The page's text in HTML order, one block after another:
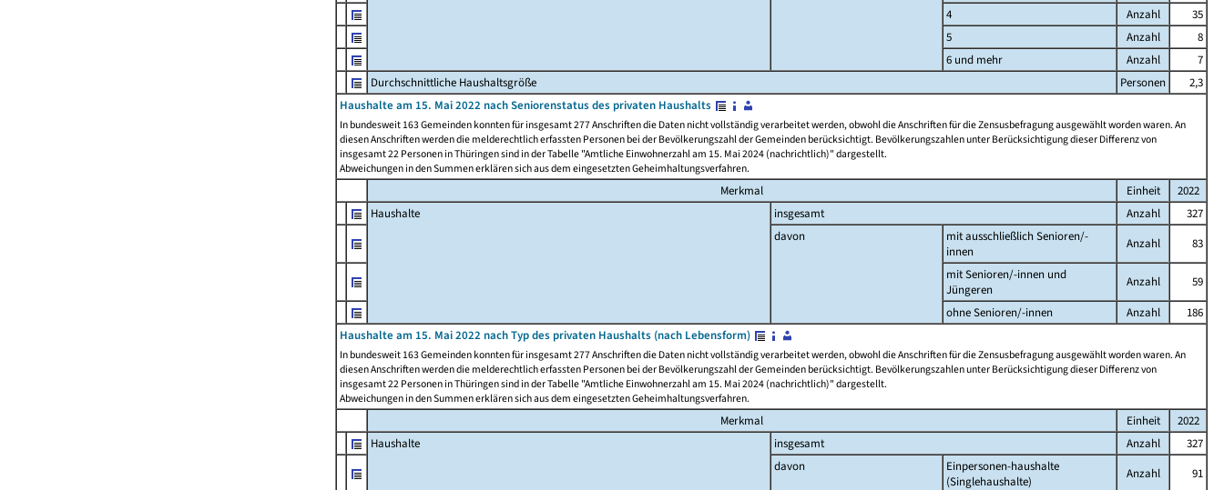
4
Anzahl
35
5
Anzahl
8
6 und mehr
Anzahl
7
Durchschnittliche Haushaltsgröße
Personen
2,3
Haushalte am 15. Mai 2022 nach Seniorenstatus des privaten Haushalts
In bundesweit 163 Gemeinden konnten für insgesamt 277 Anschriften die Daten nicht vollständig verarbeitet werden, obwohl die Anschriften für die Zensusbefragung ausgewählt worden waren. An
diesen Anschriften werden die melderechtlich erfassten Personen bei der Bevölkerungszahl der Gemeinden berücksichtigt. Bevölkerungszahlen unter Berücksichtigung dieser Differenz von
insgesamt 22 Personen in Thüringen sind in der Tabelle "Amtliche Einwohnerzahl am 15. Mai 2024 (nachrichtlich)" dargestellt.
Abweichungen in den Summen erklären sich aus dem eingesetzten Geheimhaltungsverfahren.
Merkmal Einheit
2022
Haushalte
insgesamt Anzahl
327
davon
mit ausschließlich Senioren/-
innen
Anzahl
83
mit Senioren/-innen und
Jüngeren
Anzahl
59
ohne Senioren/-innen
Anzahl
186
Haushalte am 15. Mai 2022 nach Typ des privaten Haushalts (nach Lebensform)
In bundesweit 163 Gemeinden konnten für insgesamt 277 Anschriften die Daten nicht vollständig verarbeitet werden, obwohl die Anschriften für die Zensusbefragung ausgewählt worden waren. An
diesen Anschriften werden die melderechtlich erfassten Personen bei der Bevölkerungszahl der Gemeinden berücksichtigt. Bevölkerungszahlen unter Berücksichtigung dieser Differenz von
insgesamt 22 Personen in Thüringen sind in der Tabelle "Amtliche Einwohnerzahl am 15. Mai 2024 (nachrichtlich)" dargestellt.
Abweichungen in den Summen erklären sich aus dem eingesetzten Geheimhaltungsverfahren.
Merkmal Einheit
2022
Haushalte
insgesamt Anzahl
327
davon
Einpersonen-haushalte
(Singlehaushalte)
Anzahl
91